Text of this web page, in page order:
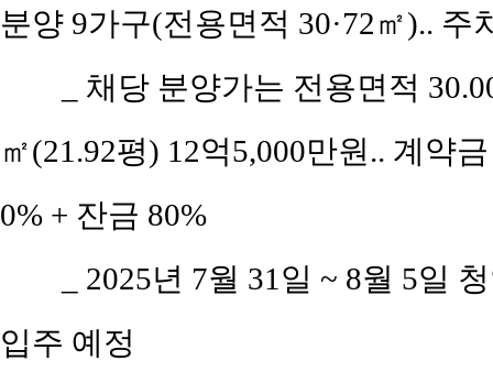
분양 9가구(전용면적 30·72㎡).. 주
_ 채당 분양가는 전용면적
㎡(21.92평) 12억5,000만원.. 계약
0% + 잔금 80%
_ 2025년 7월 31일 ~ 8월 5일
입주 예정